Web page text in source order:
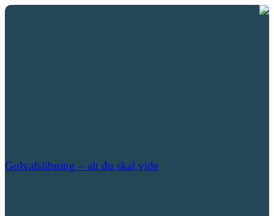
Gulvafslibning – alt du skal vide